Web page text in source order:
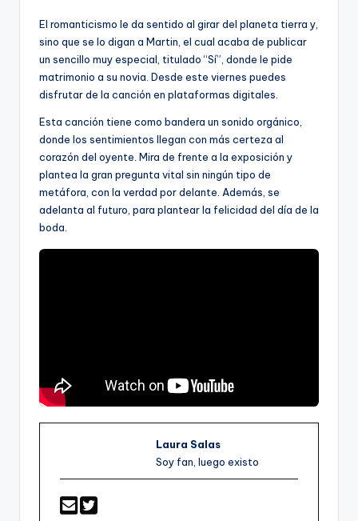
El romanticismo le da sentido al girar del planeta tierra y,
sino que se lo digan a Martin, el cual acaba de publicar
un sencillo muy especial, titulado “Sí”, donde le pide
matrimonio a su novia. Desde este viernes puedes
disfrutar de la canción en plataformas digitales.
Esta canción tiene como bandera un sonido orgánico,
donde los sentimientos llegan con más certeza al
corazón del oyente. Mira de frente a la exposición y
plantea la gran pregunta vital sin ningún tipo de
metáfora, con la verdad por delante. Además, se
adelanta al futuro, para plantear la felicidad del día de la
boda.
Laura Salas
Soy fan, luego existo